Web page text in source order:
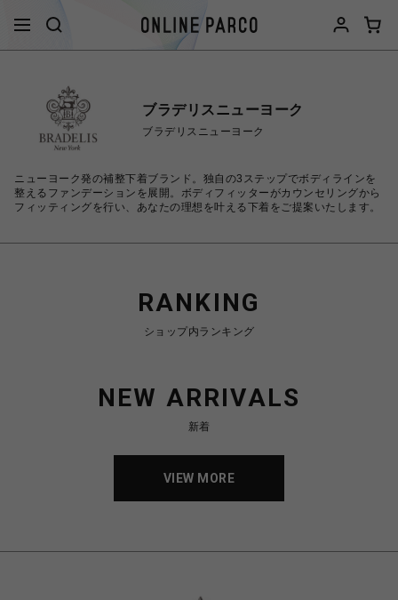
ブラデリスニューヨーク
ブラデリスニューヨーク
ニューヨーク発の補整下着ブランド。独自の3ステップでボディラインを
整えるファンデーションを展開。ボディフィッターがカウンセリングから
フィッティングを行い、あなたの理想を叶える下着をご提案いたします。
RANKING
ショップ内ランキング
NEW ARRIVALS
新着
VIEW MORE